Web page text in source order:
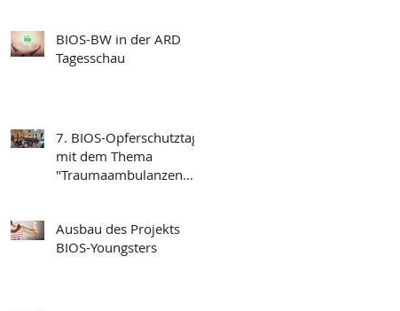
Grundfragen der
Psychotraumatologie"
BIOS-BW in der ARD
Tagesschau
7. BIOS-Opferschutztag
mit dem Thema
"Traumaambulanzen
Ausbau des Projekts
BIOS-Youngsters